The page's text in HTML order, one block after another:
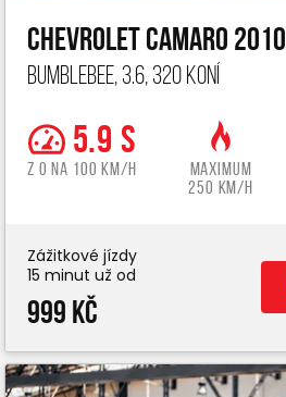
Chevrolet Camaro 2010
Bumblebee, 3.6, 320 koní
5.9 s
z 0 na 100 km/h
Maximum
250 km/h
Zážitkové jízdy
15 minut už od
999 Kč